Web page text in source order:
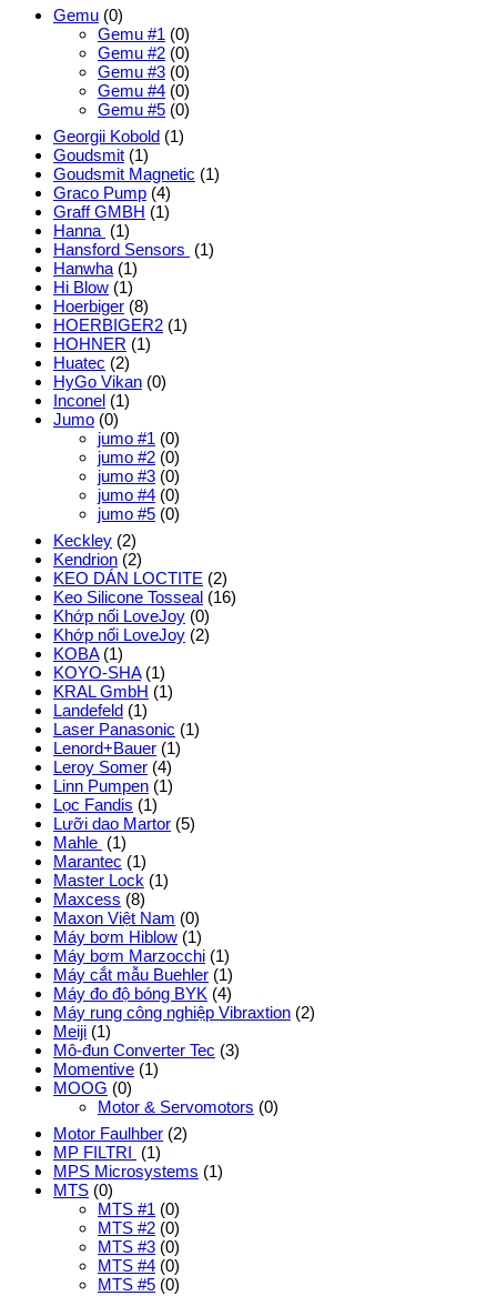
Gemu (0)
Gemu #1 (0)
Gemu #2 (0)
Gemu #3 (0)
Gemu #4 (0)
Gemu #5 (0)
Georgii Kobold (1)
Goudsmit (1)
Goudsmit Magnetic (1)
Graco Pump (4)
Graff GMBH (1)
Hanna (1)
Hansford Sensors (1)
Hanwha (1)
Hi Blow (1)
Hoerbiger (8)
HOERBIGER2 (1)
HOHNER (1)
Huatec (2)
HyGo Vikan (0)
Inconel (1)
Jumo (0)
jumo #1 (0)
jumo #2 (0)
jumo #3 (0)
jumo #4 (0)
jumo #5 (0)
Keckley (2)
Kendrion (2)
KEO DÁN LOCTITE (2)
Keo Silicone Tosseal (16)
Khớp nối LoveJoy (0)
Khớp nối LoveJoy (2)
KOBA (1)
KOYO-SHA (1)
KRAL GmbH (1)
Landefeld (1)
Laser Panasonic (1)
Lenord+Bauer (1)
Leroy Somer (4)
Linn Pumpen (1)
Lọc Fandis (1)
Lưỡi dao Martor (5)
Mahle (1)
Marantec (1)
Master Lock (1)
Maxcess (8)
Maxon Việt Nam (0)
Máy bơm Hiblow (1)
Máy bơm Marzocchi (1)
Máy cắt mẫu Buehler (1)
Máy đo độ bóng BYK (4)
Máy rung công nghiệp Vibraxtion (2)
Meiji (1)
Mô-đun Converter Tec (3)
Momentive (1)
MOOG (0)
Motor & Servomotors (0)
Motor Faulhber (2)
MP FILTRI (1)
MPS Microsystems (1)
MTS (0)
MTS #1 (0)
MTS #2 (0)
MTS #3 (0)
MTS #4 (0)
MTS #5 (0)